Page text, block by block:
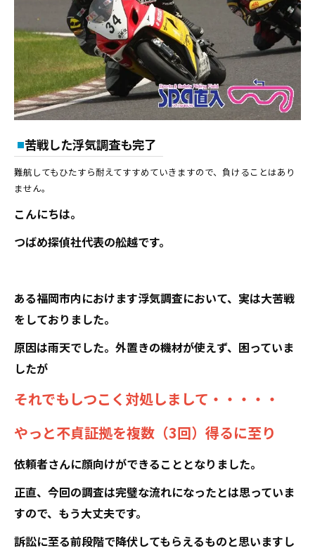
苦戦した浮気調査も完了
難航してもひたすら耐えてすすめていきますので、負けることはあり
ません。
こんにちは。
つばめ探偵社代表の舩越です。
ある福岡市内におけます浮気調査において、実は大苦戦
をしておりました。
原因は雨天でした。外置きの機材が使えず、困っていま
したが
それでもしつこく対処しまして・・・・・
やっと不貞証拠を複数（3回）得るに至り
依頼者さんに顔向けができることとなりました。
正直、今回の調査は完璧な流れになったとは思っていま
すので、もう大丈夫です。
訴訟に至る前段階で降伏してもらえるものと思いますし